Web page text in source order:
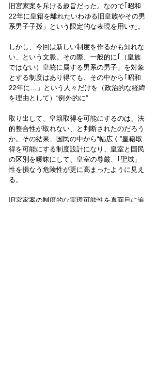
旧宮家案を斥ける趣旨だった。なので｢昭和
22年に皇籍を離れたいわゆる旧皇族やその男
系男子子孫」という限定的な表現を用いた。
しかし、今回は新しい制度を作るかも知れな
い、という文脈。その際、一般的に｢（皇族
ではない）皇統に属する男系の男子」を対象
とする制度はあり得ても、その中から｢昭和
22年に…」という人々だけを（政治的な経緯
を理由として）“例外的に”
取り出して、皇籍取得を可能にするのは、法
的整合性が取れない、と判断されたのだろう
か。その結果、国民の中から“幅広く”皇籍取
得を可能にする制度設計になり、皇室と国民
の区別を曖昧にして、皇室の尊厳、｢聖域」
性を損なう危険性が更に高まったように見え
る。
旧宮家案の制度的な実現可能性を真面目に追